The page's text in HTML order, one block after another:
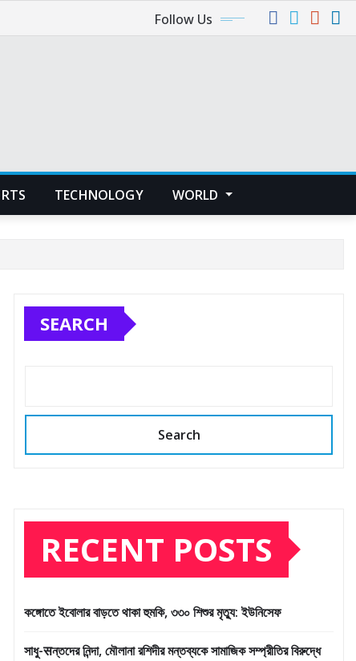
Follow Us
TECHNOLOGY WORLD
SEARCH
Search
RECENT POSTS
কঙ্গোতে ইবোলার বাড়তে থাকা হুমকি, ৩৩০ শিশুর মৃত্যু: ইউনিসেফ
সাধু-सন্তদের নিন্দা, মৌলানা রশিদীর মন্তব্যকে সামাজিক সম্প্রীতির বিরুদ্ধে